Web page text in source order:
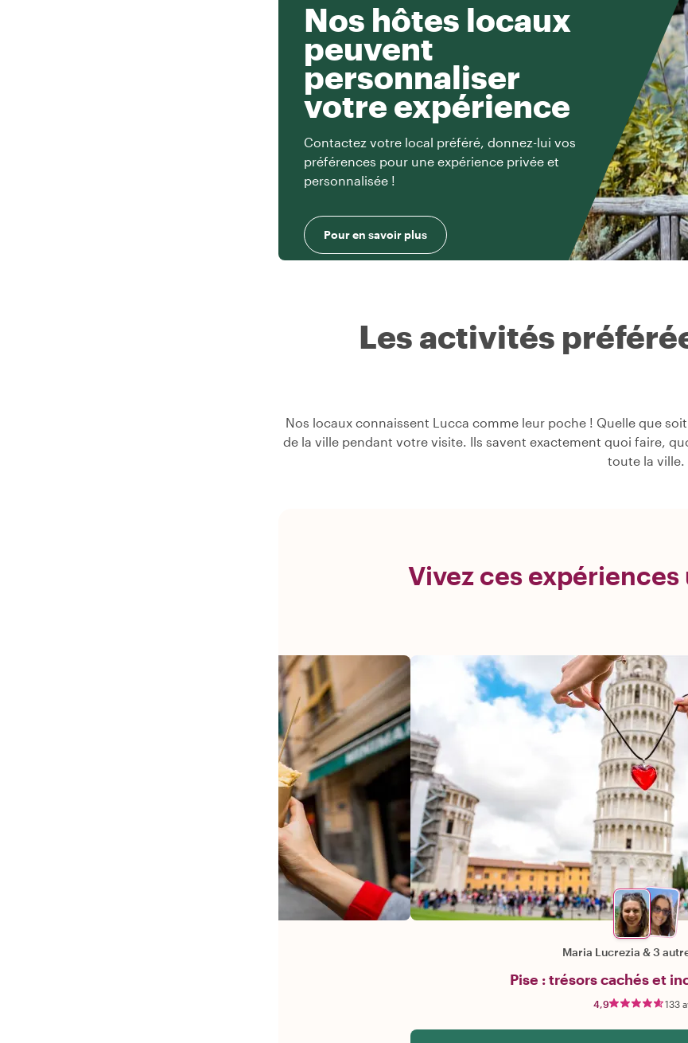
Nos hôtes locaux
peuvent
personnaliser
votre expérience
Contactez votre local préféré, donnez-lui vos
préférences pour une expérience privée et
personnalisée !
Pour en savoir plus
Les activités
Nos locaux connaissent Lucca comme leur poche ! Quelle que
de la ville pendant votre visite. Ils savent exactement quoi faire,
toute la ville.
Vivez ces
Maria Lucrezia &3
Pise : trésors cachés et
4,9 133